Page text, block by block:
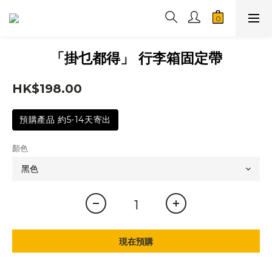
「掛乜都得」 行李箱固定帶
HK$198.00
預購產品 約5-14天寄出
顏色
現在預購